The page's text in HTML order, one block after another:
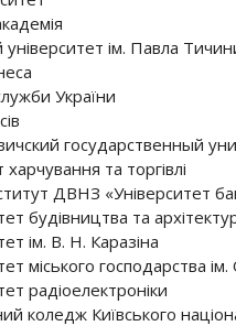
ім. Павла
України
государственный
та торгівлі
ДВНЗ «Університет
будівництва та
ім. В. Н. Каразіна
міського господарства
радіоелектроніки
коледж Київського